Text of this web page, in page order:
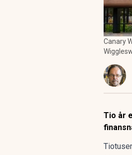
Canary
Tio år